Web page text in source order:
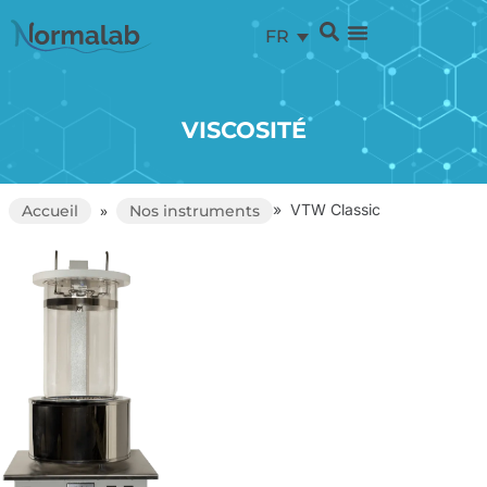
FR
VISCOSITÉ
Accueil » Nos instruments » VTW Classic